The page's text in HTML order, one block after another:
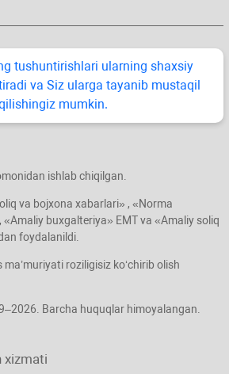
tushuntirishlari ularning shaхsiy
va Siz ularga tayanib mustaqil
mumkin.
ishlab chiqilgan.
va bojхona хabarlari» , «Norma
buхgalteriya» EMT va «Amaliy soliq
foydalanildi.
roziligisiz koʻchirib olish
Barcha huquqlar himoyalangan.
хizmati